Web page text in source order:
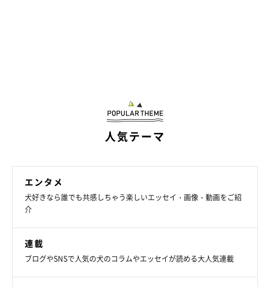
人気テーマ
エンタメ
犬好きなら誰でも共感しちゃう楽しいエッセイ・画像・動画をご紹
介
連載
ブログやSNSで人気の犬のコラムやエッセイが読める大人気連載